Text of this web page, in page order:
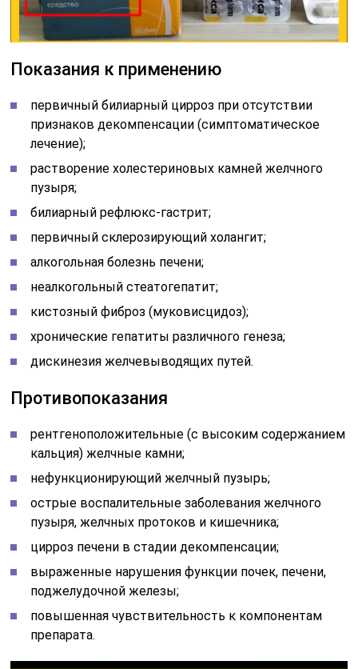
Показания к применению
первичный билиарный цирроз при отсутствии
признаков декомпенсации (симптоматическое
лечение);
растворение холестериновых камней желчного
пузыря;
билиарный рефлюкс-гастрит;
первичный склерозирующий холангит;
алкогольная болезнь печени;
неалкогольный стеатогепатит;
кистозный фиброз (муковисцидоз);
хронические гепатиты различного генеза;
дискинезия желчевыводящих путей.
Противопоказания
рентгеноположительные (с высоким содержанием
кальция) желчные камни;
нефункционирующий желчный пузырь;
острые воспалительные заболевания желчного
пузыря, желчных протоков и кишечника;
цирроз печени в стадии декомпенсации;
выраженные нарушения функции почек, печени,
поджелудочной железы;
повышенная чувствительность к компонентам
препарата.